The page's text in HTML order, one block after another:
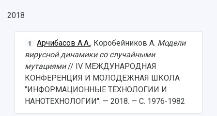
2018
1 Арчибасов А.А., Коробейников А. Модели
вирусной динамики со случайными
мутациями// IV МЕЖДУНАРОДНАЯ
КОНФЕРЕНЦИЯ И МОЛОДЁЖНАЯ ШКОЛА
"ИНФОРМАЦИОННЫЕ ТЕХНОЛОГИИ И
НАНОТЕХНОЛОГИИ". — 2018. — С. 1976-1982